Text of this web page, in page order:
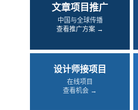
文章项目推广
中国与全球传播
查看推广方案 →
设计师接项目
在线项目
查看机会 →